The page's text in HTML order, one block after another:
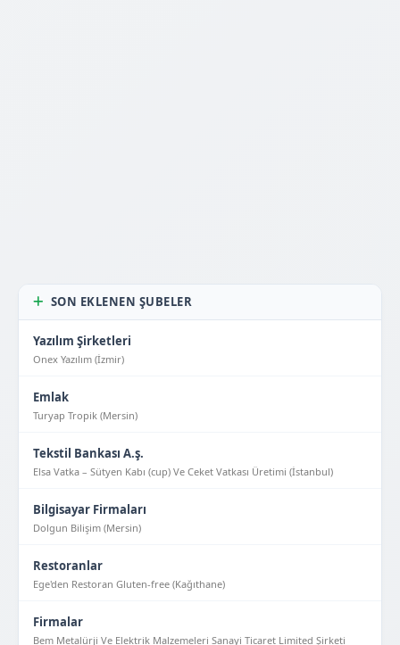
SON EKLENEN ŞUBELER
Yazılım Şirketleri
Onex Yazılım (İzmir)
Emlak
Turyap Tropik (Mersin)
Tekstil Bankası A.ş.
Elsa Vatka – Sütyen Kabı (cup) Ve Ceket Vatkası Üretimi (İstanbul)
Bilgisayar Firmaları
Dolgun Bilişim (Mersin)
Restoranlar
Ege'den Restoran Gluten-free (Kağıthane)
Firmalar
Bem Metalürji Ve Elektrik Malzemeleri Sanayi Ticaret Limited Şirketi